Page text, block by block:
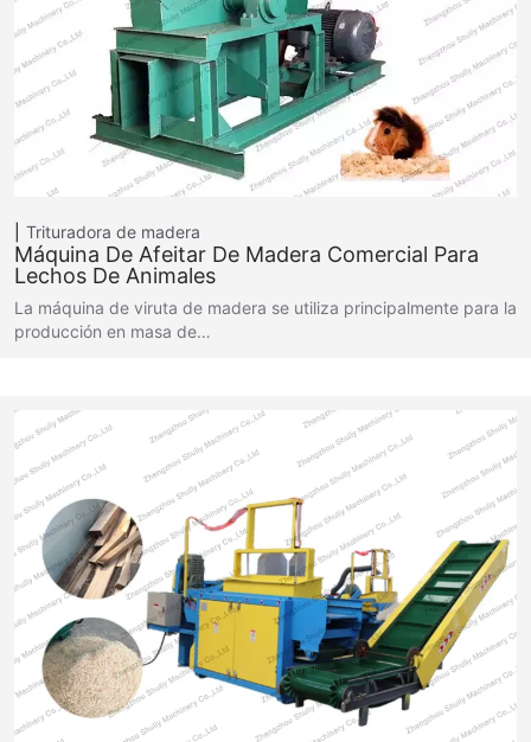
Trituradora de madera
Máquina De Afeitar De Madera Comercial Para
Lechos De Animales
La máquina de viruta de madera se utiliza principalmente para la
producción en masa de…